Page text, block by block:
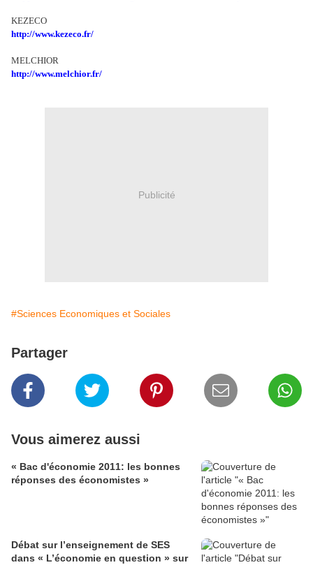
KEZECO
http://www.kezeco.fr/
MELCHIOR
http://www.melchior.fr/
Publicité
#Sciences Economiques et Sociales
Partager
Vous aimerez aussi
« Bac d'économie 2011: les bonnes
réponses des économistes »
Débat sur l’enseignement de SES
dans « L’économie en question » sur